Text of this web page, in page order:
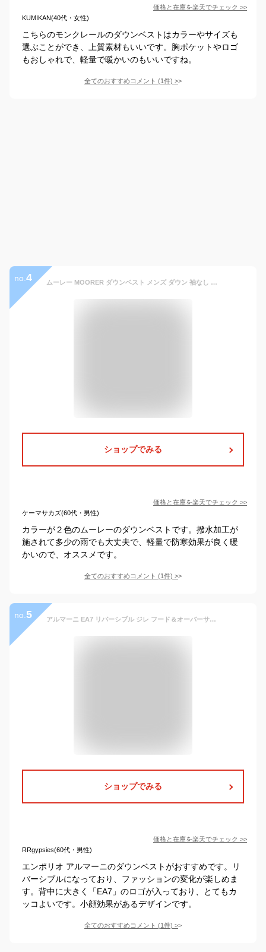
価格と在庫を楽天でチェック >>
KUMIKAN(40代・女性)
こちらのモンクレールのダウンベストはカラーやサイズも
選ぶことができ、上質素材もいいです。胸ポケットやロゴ
もおしゃれで、軽量で暖かいのもいいですね。
全てのおすすめコメント (1件) >
no. 4 ムーレー MOORER ダウンベスト メンズ ダウン 袖なし FIRE WK フード 付き アウター ダウン フィル パワー フェザー イタリア製 高級 ブランド ムーレーダウン ベスト ダウンジャケット 黒 ブラック グレー 大きいサイズ 秋 冬 防寒 暖かい 撥水 加工 正規品 極 暖 すっきり
ショップでみる
価格と在庫を楽天でチェック >>
ケーマサカズ(60代・男性)
カラーが２色のムーレーのダウンベストです。撥水加工が
施されて多少の雨でも大丈夫で、軽量で防寒効果が良く暖
かいので、オススメです。
全てのおすすめコメント (1件) >
no. 5 アルマーニ EA7 リバーシブル ジレ フード＆オーバーサイズ 6DPQ03-PNGAZ-1200 ブラック【新作】【アウター】
ショップでみる
価格と在庫を楽天でチェック >>
RRgypsies(60代・男性)
エンポリオ アルマーニのダウンベストがおすすめです。リ
バーシブルになっており、ファッションの変化が楽しめま
す。背中に大きく「EA7」のロゴが入っており、とてもカ
ッコよいです。小顔効果があるデザインです。
全てのおすすめコメント (1件) >